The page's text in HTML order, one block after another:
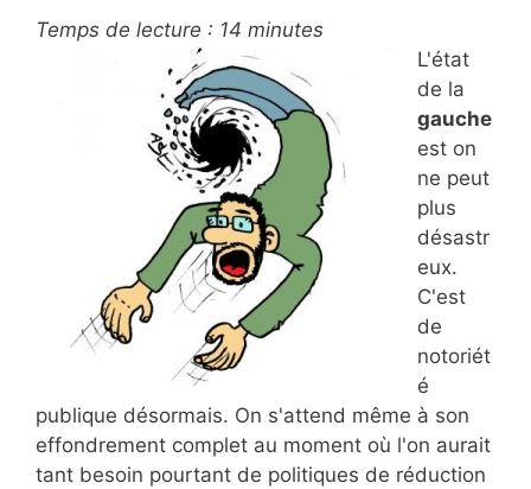
Temps de lecture : 14 minutes
L'état
de la
gauche
est on
ne peut
plus
désastr
eux.
C'est
de
notoriét
é
publique désormais. On s'attend même à son
effondrement complet au moment où l'on aurait
tant besoin pourtant de politiques de réduction